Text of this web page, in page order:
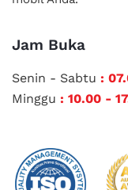
Jam Buka
Senin - Sabtu :
Minggu : 10.00 -